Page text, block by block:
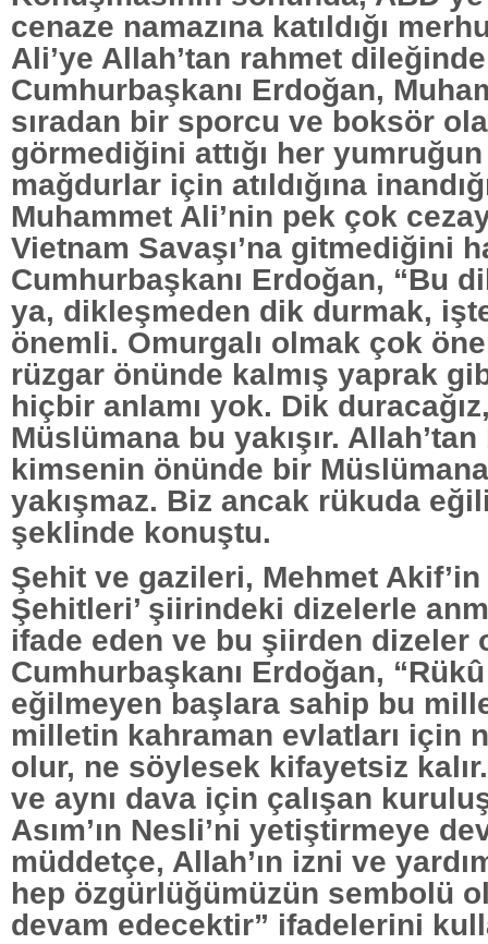
cenaze namazına katıldığı
Ali’ye Allah’tan rahmet
Cumhurbaşkanı Erdoğan,
sıradan bir sporcu ve boksör
görmediğini attığı her
mağdurlar için atıldığına
Muhammet Ali’nin pek çok
Vietnam Savaşı’na gitmediğini
Cumhurbaşkanı Erdoğan, “Bu
ya, dikleşmeden dik durmak,
önemli. Omurgalı olmak çok
rüzgar önünde kalmış yaprak
hiçbir anlamı yok. Dik
Müslümana bu yakışır.
kimsenin önünde bir
yakışmaz. Biz ancak rükuda
şeklinde konuştu.
Şehit ve gazileri, Mehmet Akif’in
Şehitleri’ şiirindeki dizelerle
ifade eden ve bu şiirden dizeler
Cumhurbaşkanı Erdoğan, “Rükû
eğilmeyen başlara sahip bu
milletin kahraman evlatları için
olur, ne söylesek kifayetsiz
ve aynı dava için çalışan
Asım’ın Nesli’ni yetiştirmeye
müddetçe, Allah’ın izni ve
hep özgürlüğümüzün sembolü
devam edecektir” ifadelerini